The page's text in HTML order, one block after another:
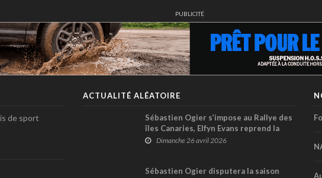
PUBLICITÉ
de sport
ACTUALITÉ ALÉATOIRE
Sébastien Ogier s’impose au Rallye des
îles Canaries, Elfyn Evans reprend la
tête du championnat du monde
Dimanche 26 avril 2026
Sébastien Ogier disputera la saison